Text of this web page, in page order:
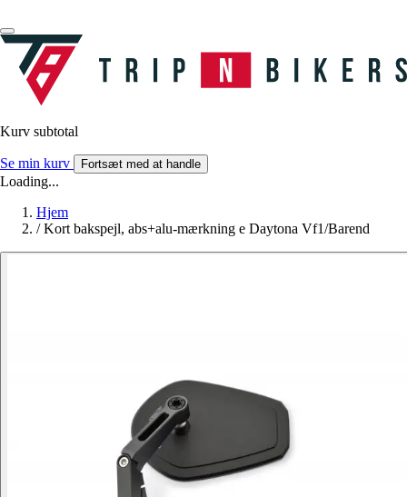
Kurv subtotal
Se min kurv Fortsæt med at handle
Loading...
Hjem
/ Kort bakspejl, abs+alu-mærkning e Daytona Vf1/Barend